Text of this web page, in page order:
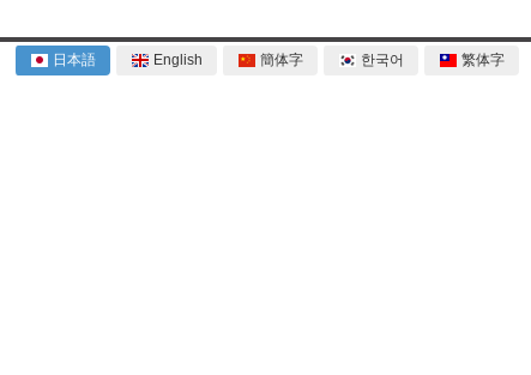
日本語 English 簡体字 한국어 繁体字